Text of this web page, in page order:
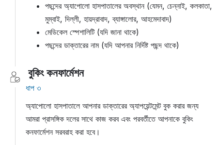
পছন্দের অ্যাপোলো হাসপাতালের অবস্থান (যেমন, চেন্নাই, কলকাতা,
মুম্বাই, দিল্লী, হায়দ্রাবাদ, ব্যাঙ্গালোর, আহমেদাবাদ)
মেডিকেল স্পেশালিটি (যদি জানা থাকে)
পছন্দের ডাক্তারের নাম (যদি আপনার নির্দিষ্ট পছন্দ থাকে)
বুকিং কনফার্মেশন
ধাপ ৩
অ্যাপোলো হাসপাতালে আপনার ডাক্তারের অ্যাপয়েন্টমেন্ট বুক করার জন্য
আমরা প্রাসঙ্গিক দলের সাথে কাজ করব এবং পরবর্তীতে আপনাকে বুকিং
কনফার্মেশন সরবরাহ করা হবে।